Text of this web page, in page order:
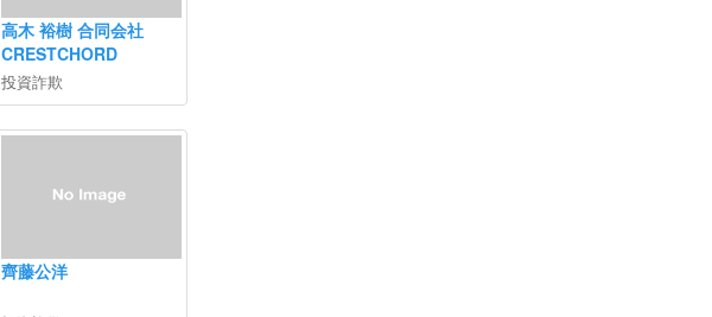
高木 裕樹 合同会社
CRESTCHORD
投資詐欺
齊藤公洋